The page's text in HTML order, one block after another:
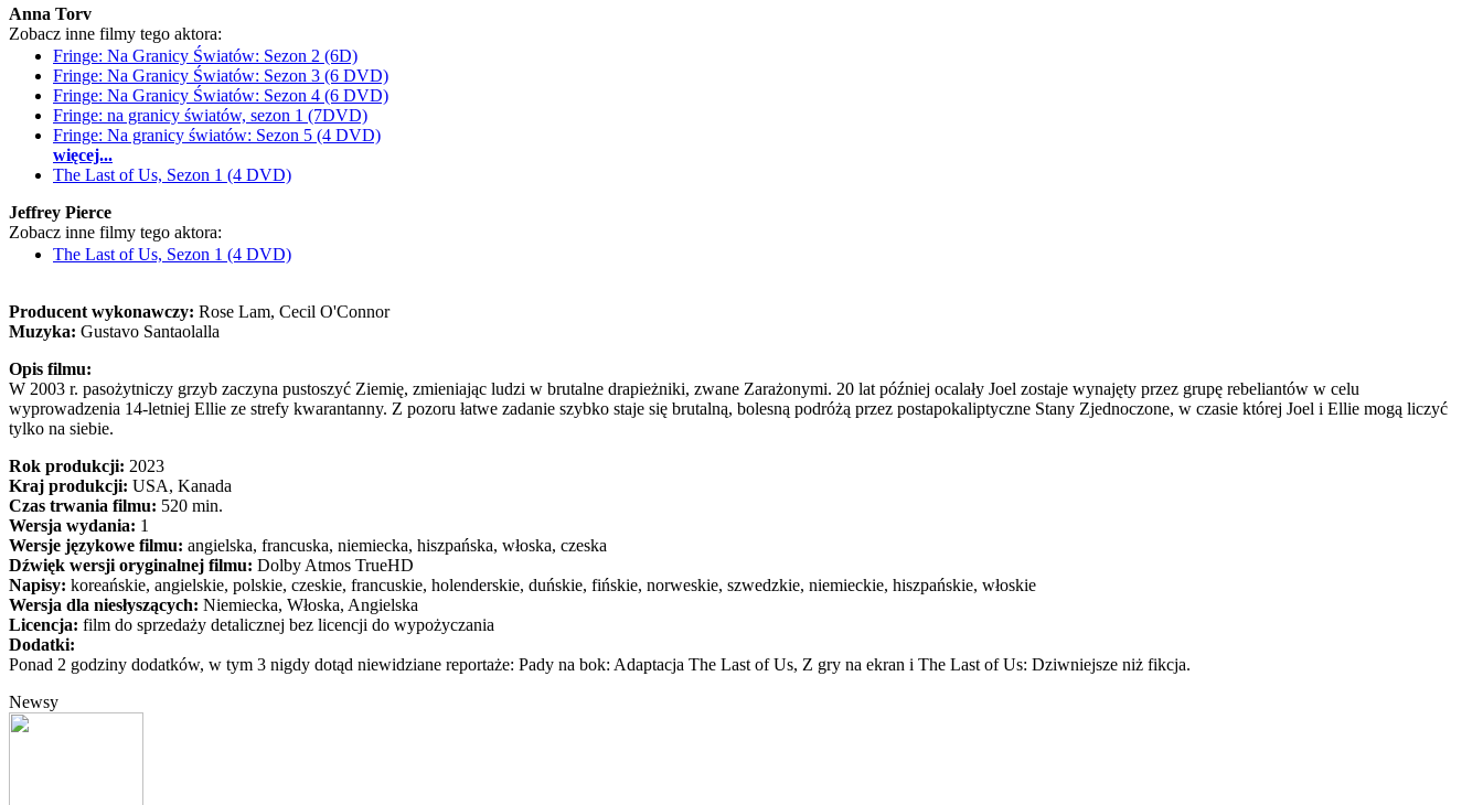
Anna Torv
Zobacz inne filmy tego aktora:
Fringe: Na Granicy Światów: Sezon 2 (6D)
Fringe: Na Granicy Światów: Sezon 3 (6 DVD)
Fringe: Na Granicy Światów: Sezon 4 (6 DVD)
Fringe: na granicy światów, sezon 1 (7DVD)
Fringe: Na granicy światów: Sezon 5 (4 DVD)
więcej...
The Last of Us, Sezon 1 (4 DVD)
Jeffrey Pierce
Zobacz inne filmy tego aktora:
The Last of Us, Sezon 1 (4 DVD)
Producent wykonawczy: Rose Lam, Cecil O'Connor
Muzyka: Gustavo Santaolalla
Opis filmu:
W 2003 r. pasożytniczy grzyb zaczyna pustoszyć Ziemię, zmieniając ludzi w brutalne drapieżniki, zwane Zarażonymi. 20 lat później ocalały Joel zostaje wynajęty przez grupę rebeliantów w celu
wyprowadzenia 14-letniej Ellie ze strefy kwarantanny. Z pozoru łatwe zadanie szybko staje się brutalną, bolesną podróżą przez postapokaliptyczne Stany Zjednoczone, w czasie której Joel i Ellie mogą liczyć
tylko na siebie.
Rok produkcji: 2023
Kraj produkcji: USA, Kanada
Czas trwania filmu: 520 min.
Wersja wydania: 1
Wersje językowe filmu: angielska, francuska, niemiecka, hiszpańska, włoska, czeska
Dźwięk wersji oryginalnej filmu: Dolby Atmos TrueHD
Napisy: koreańskie, angielskie, polskie, czeskie, francuskie, holenderskie, duńskie, fińskie, norweskie, szwedzkie, niemieckie, hiszpańskie, włoskie
Wersja dla niesłyszących: Niemiecka, Włoska, Angielska
Licencja: film do sprzedaży detalicznej bez licencji do wypożyczania
Dodatki:
Ponad 2 godziny dodatków, w tym 3 nigdy dotąd niewidziane reportaże: Pady na bok: Adaptacja The Last of Us, Z gry na ekran i The Last of Us: Dziwniejsze niż fikcja.
Newsy